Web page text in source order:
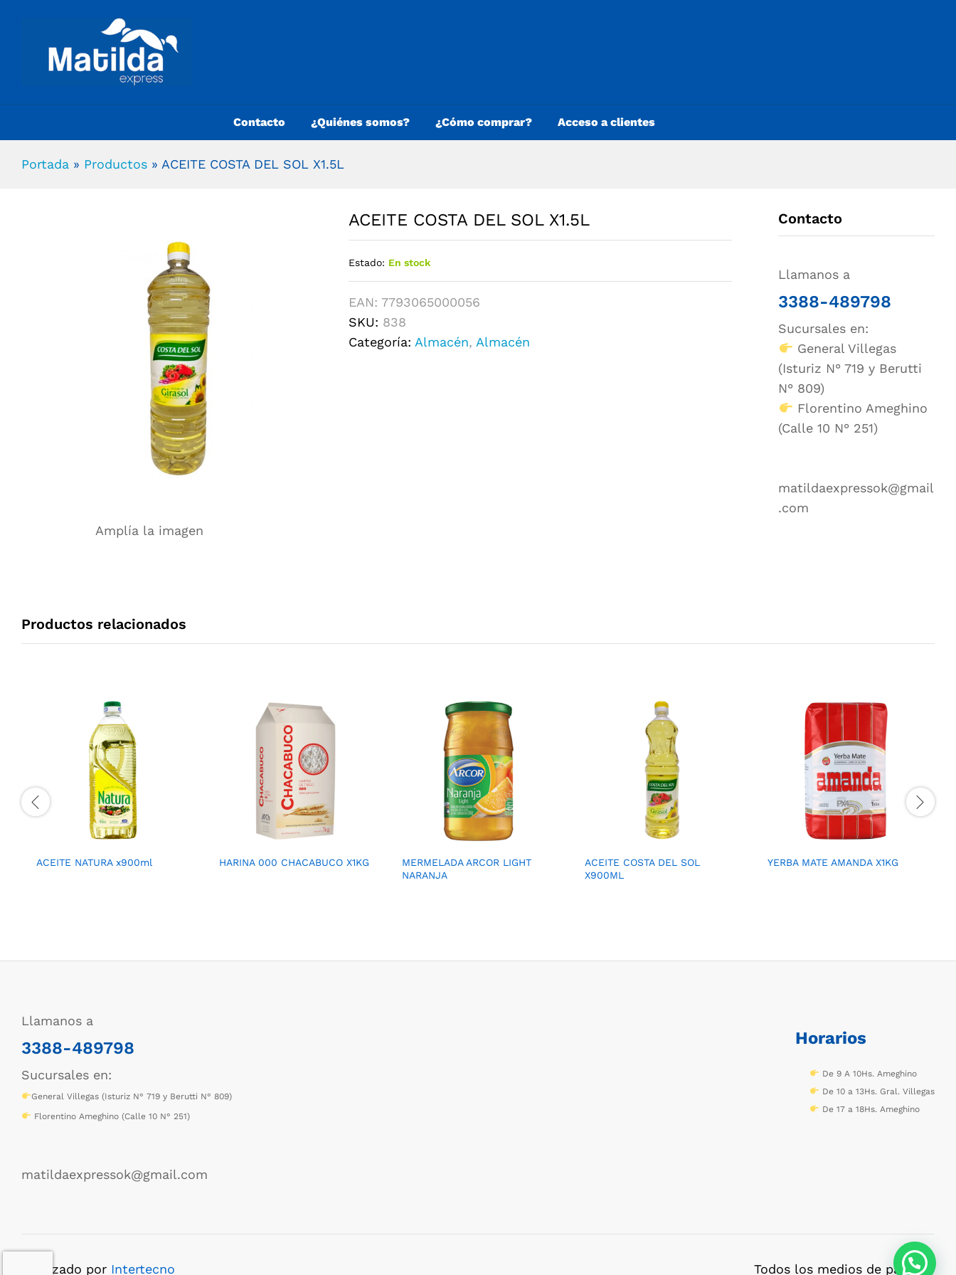
Contacto ¿Quiénes somos? ¿Cómo comprar? Acceso a clientes
Portada » Productos » ACEITE COSTA DEL SOL X1.5L
Amplía la imagen
ACEITE COSTA DEL SOL X1.5L
Estado: En stock
EAN: 7793065000056
SKU: 838
Categoría: Almacén, Almacén
Contacto
Llamanos a
3388-489798
Sucursales en:
General Villegas
(Isturiz N° 719 y Berutti
N° 809)
Florentino Ameghino
(Calle 10 N° 251)
matildaexpressok@gmail
.com
Productos relacionados
ACEITE NATURA x900ml HARINA 000 CHACABUCO X1KG
MERMELADA ARCOR LIGHT
NARANJA
ACEITE COSTA DEL SOL
X900ML
YERBA MATE AMANDA X1KG
Llamanos a
3388-489798
Sucursales en:
General Villegas (Isturiz N° 719 y Berutti N° 809)
Florentino Ameghino (Calle 10 N° 251)
matildaexpressok@gmail.com
Horarios
De 9 A 10Hs. Ameghino
De 10 a 13Hs. Gral. Villegas
De 17 a 18Hs. Ameghino
Realizado por Intertecno Todos los medios de pago